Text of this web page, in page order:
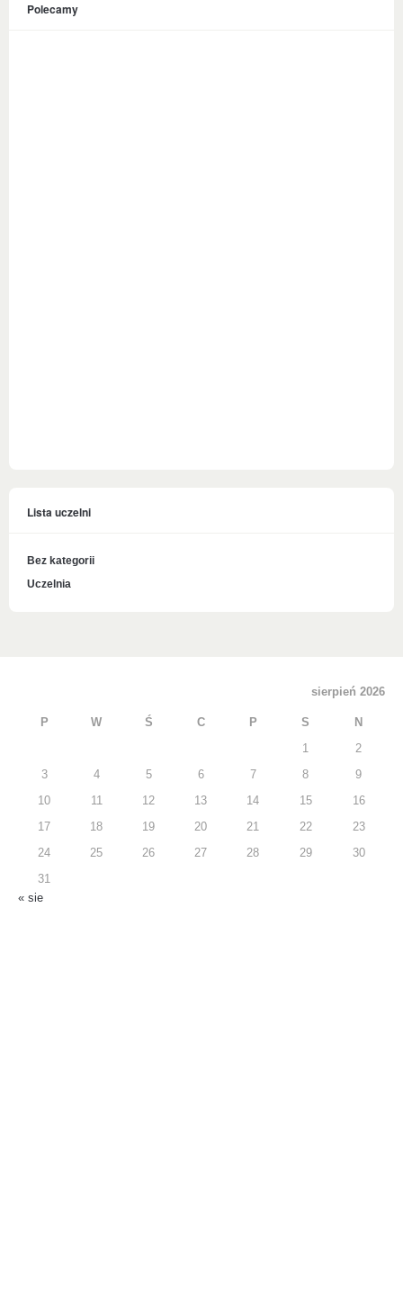
Polecamy
Lista uczelni
Bez kategorii
Uczelnia
sierpień 2026
P W Ś C P S N
1 2
3 4 5 6 7 8 9
10 11 12 13 14 15 16
17 18 19 20 21 22 23
24 25 26 27 28 29 30
31
« sie